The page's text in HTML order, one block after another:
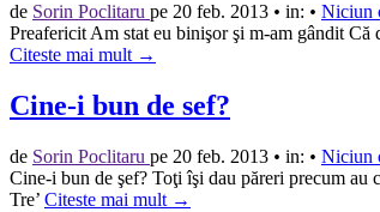
de Sorin Poclitaru pe 20 feb. 2013 • in: • Niciun
Preafericit Am stat eu binişor şi m-am gândit
Citeste mai mult →
Cine-i bun de sef?
de Sorin Poclitaru pe 20 feb. 2013 • in: • Niciun
Cine-i bun de şef? Toţi îşi dau păreri precum
Tre’ Citeste mai mult →